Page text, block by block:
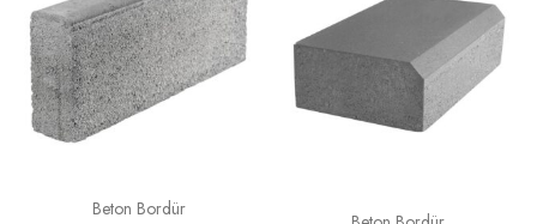
Beton Bordür